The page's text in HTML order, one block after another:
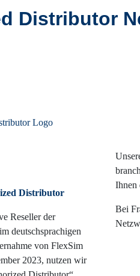
Distributor
Distributor
Reseller der
deutschsprachigen
von FlexSim
2023, nutzen wir
Ihnen
Bei